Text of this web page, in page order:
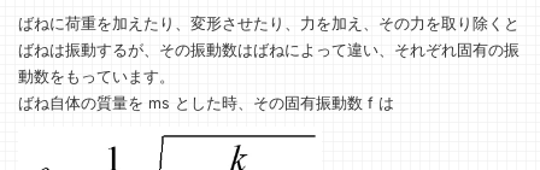
ばねに荷重を加えたり、変形させたり、力を加え、その力を取り除くと
ばねは振動するが、その振動数はばねによって違い、それぞれ固有の振
動数をもっています。
ばね自体の質量を ms とした時、その固有振動数 f は